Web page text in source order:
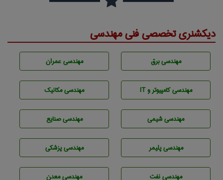
دیکشنری تخصصی فنی مهندسی
مهندسی برق مهندسی عمران
مهندسی كامپيوتر و IT مهندسی مکانیک
مهندسي شيمی مهندسی صنايع
مهندسی پليمر مهندسی پزشکی
مهندسی نفت مهندسی معدن